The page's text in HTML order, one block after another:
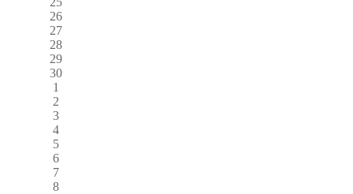
26
27
28
29
30
1
2
3
4
5
6
7
8